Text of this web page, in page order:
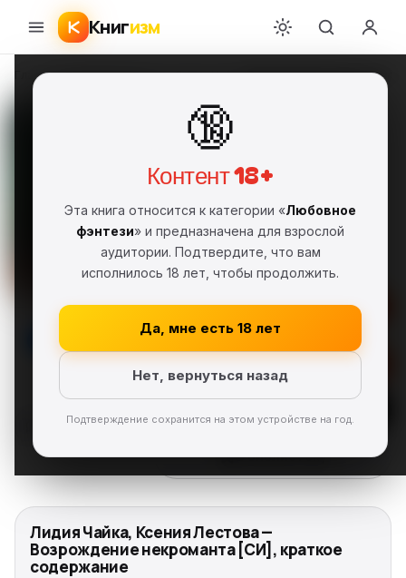
Книгизм
🔞
Контент 18+
Эта книга относится к категории «Любовное
фэнтези» и предназначена для взрослой
аудитории. Подтвердите, что вам
исполнилось 18 лет, чтобы продолжить.
Да, мне есть 18 лет
Нет, вернуться назад
Подтверждение сохранится на этом устройстве на год.
Главная›Любовное фэнтези›Лидия Чайка›Возрождение некроманта
Возрождение некроманта
[СИ]
Лидия Чайка
2017 г. FB2 Полная версия
Любовное фэнтези
Самиздат, сетевая литература
Детективная фантастика
В библиотеку
Лидия Чайка, Ксения Лестова —
Возрождение некроманта [СИ], краткое
содержание